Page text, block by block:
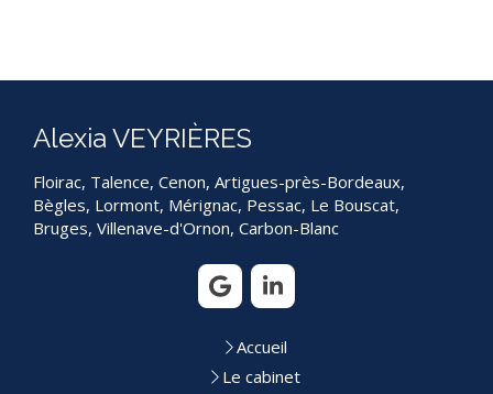
Alexia VEYRIÈRES
Floirac, Talence, Cenon, Artigues-près-Bordeaux,
Bègles, Lormont, Mérignac, Pessac, Le Bouscat,
Bruges, Villenave-d'Ornon, Carbon-Blanc
Accueil
Le cabinet